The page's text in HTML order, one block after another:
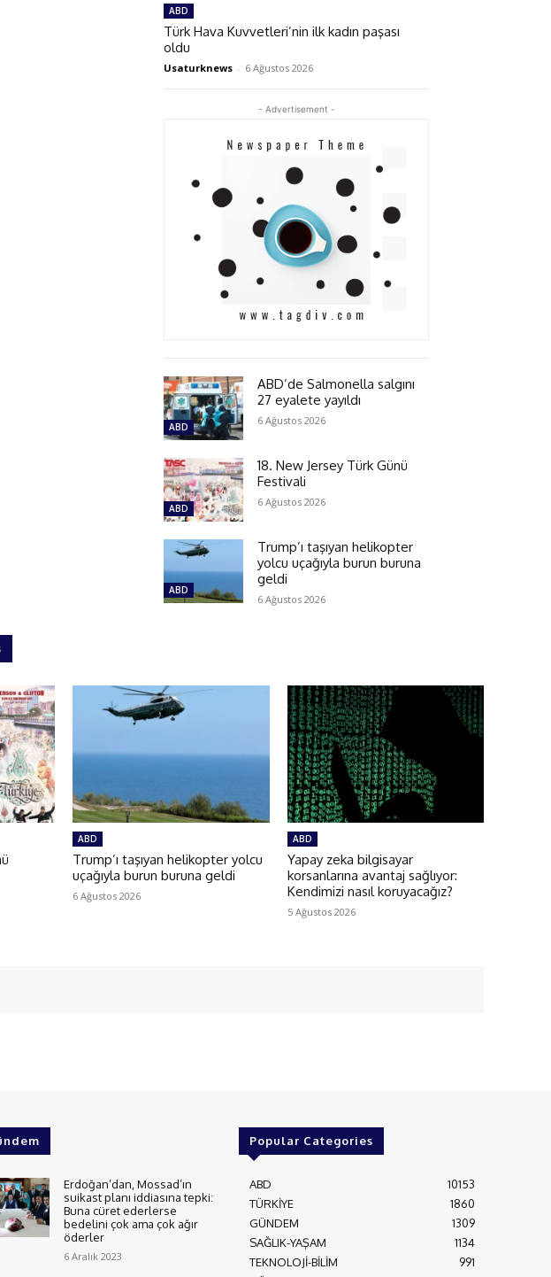
ABD
Türk Hava Kuvvetleri’nin ilk kadın paşası
oldu
Usaturknews - 6 Ağustos 2026
- Advertisement -
ABD
ABD’de Salmonella salgını
27 eyalete yayıldı
6 Ağustos 2026
ABD
18. New Jersey Türk Günü
Festivali
6 Ağustos 2026
ABD
Trump’ı taşıyan helikopter
yolcu uçağıyla burun buruna
geldi
6 Ağustos 2026
ABD
Trump’ı taşıyan helikopter yolcu
uçağıyla burun buruna geldi
6 Ağustos 2026
ABD
Yapay zeka bilgisayar
korsanlarına avantaj sağlıyor:
Kendimizi nasıl koruyacağız?
5 Ağustos 2026
Erdoğan’dan, Mossad’ın
suikast planı iddiasına tepki:
Buna cüret ederlerse
bedelini çok ama çok ağır
öderler
6 Aralık 2023
Popular Categories
ABD
10153
TÜRKİYE
1860
GÜNDEM
1309
SAĞLIK-YAŞAM
1134
TEKNOLOJİ-BİLİM
991